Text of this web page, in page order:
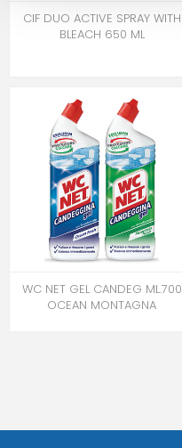
CIF DUO ACTIVE SPRAY WITH
BLEACH 650 ML
WC NET GEL CANDEG ML.700
OCEAN MONTAGNA